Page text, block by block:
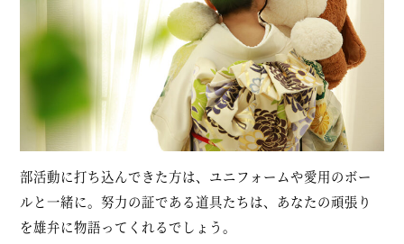
部活動に打ち込んできた方は、ユニフォームや愛用のボー
ルと一緒に。努力の証である道具たちは、あなたの頑張り
を雄弁に物語ってくれるでしょう。